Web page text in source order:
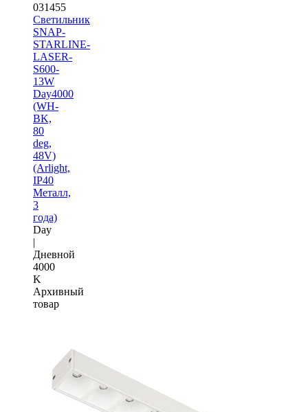
031455
Светильник
SNAP-
STARLINE-
LASER-
S600-
13W
Day4000
(WH-
BK,
80
deg,
48V)
(Arlight,
IP40
Металл,
3
года)
Day
|
Дневной
4000
K
Архивный
товар